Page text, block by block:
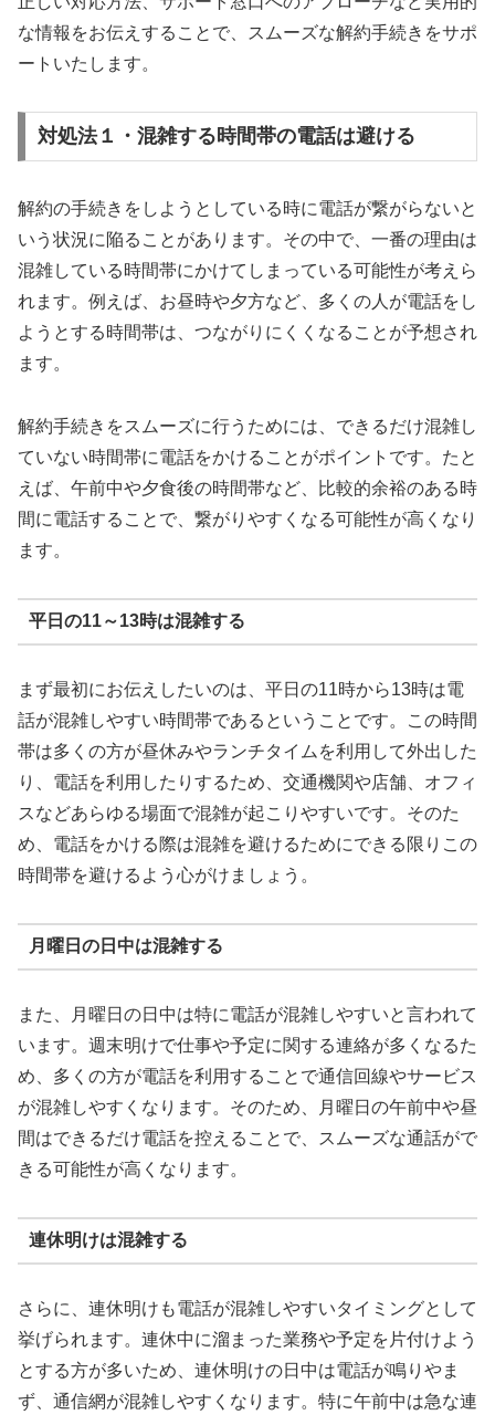
な情報をお伝えすることで、スムーズな解約手続きをサポ
ートいたします。
対処法１・混雑する時間帯の電話は避ける
解約の手続きをしようとしている時に電話が繋がらないと
いう状況に陥ることがあります。その中で、一番の理由は
混雑している時間帯にかけてしまっている可能性が考えら
れます。例えば、お昼時や夕方など、多くの人が電話をし
ようとする時間帯は、つながりにくくなることが予想され
ます。
解約手続きをスムーズに行うためには、できるだけ混雑し
ていない時間帯に電話をかけることがポイントです。たと
えば、午前中や夕食後の時間帯など、比較的余裕のある時
間に電話することで、繋がりやすくなる可能性が高くなり
ます。
平日の11～13時は混雑する
まず最初にお伝えしたいのは、平日の11時から13時は電
話が混雑しやすい時間帯であるということです。この時間
帯は多くの方が昼休みやランチタイムを利用して外出した
り、電話を利用したりするため、交通機関や店舗、オフィ
スなどあらゆる場面で混雑が起こりやすいです。そのた
め、電話をかける際は混雑を避けるためにできる限りこの
時間帯を避けるよう心がけましょう。
月曜日の日中は混雑する
また、月曜日の日中は特に電話が混雑しやすいと言われて
います。週末明けで仕事や予定に関する連絡が多くなるた
め、多くの方が電話を利用することで通信回線やサービス
が混雑しやすくなります。そのため、月曜日の午前中や昼
間はできるだけ電話を控えることで、スムーズな通話がで
きる可能性が高くなります。
連休明けは混雑する
さらに、連休明けも電話が混雑しやすいタイミングとして
挙げられます。連休中に溜まった業務や予定を片付けよう
とする方が多いため、連休明けの日中は電話が鳴りやま
ず、通信網が混雑しやすくなります。特に午前中は急な連